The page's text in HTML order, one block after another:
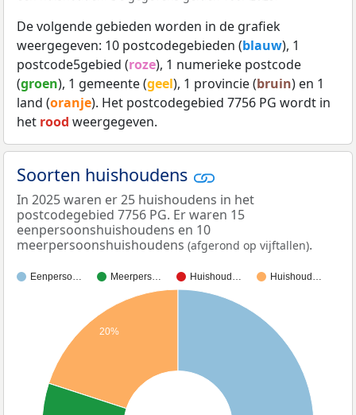
De volgende gebieden worden in de grafiek
weergegeven: 10 postcodegebieden (blauw), 1
postcode5gebied (roze), 1 numerieke postcode
(groen), 1 gemeente (geel), 1 provincie (bruin) en 1
land (oranje). Het postcodegebied 7756 PG wordt in
het rood weergegeven.
Soorten huishoudens
In 2025 waren er 25 huishoudens in het
postcodegebied 7756 PG. Er waren 15
eenpersoonshuishoudens en 10
meerpersoonshuishoudens (afgerond op vijftallen).
Eenperso… Meerpers… Huishoud… Huishoud…
20%